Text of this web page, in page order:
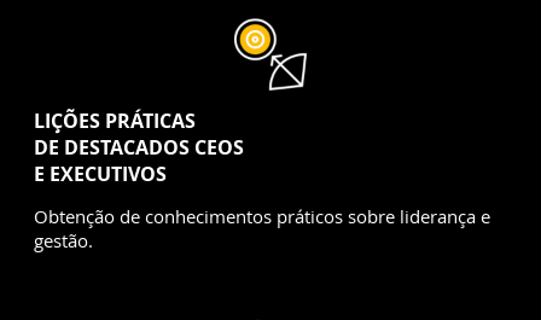
LIÇÕES PRÁTICAS
DE DESTACADOS CEOS
E EXECUTIVOS
Obtenção de conhecimentos práticos sobre liderança e
gestão.